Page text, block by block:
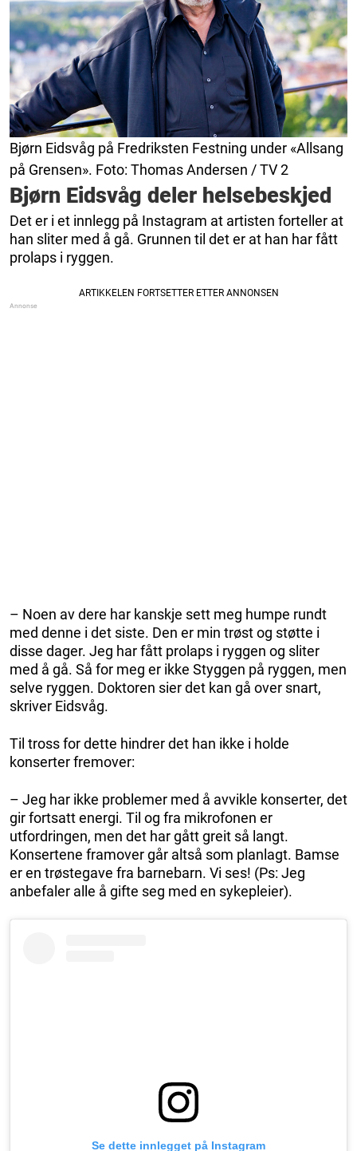
Bjørn Eidsvåg på Fredriksten Festning under «Allsang
på Grensen». Foto: Thomas Andersen / TV 2
Bjørn Eidsvåg deler helsebeskjed
Det er i et innlegg på Instagram at artisten forteller at
han sliter med å gå. Grunnen til det er at han har fått
prolaps i ryggen.
– Noen av dere har kanskje sett meg humpe rundt
med denne i det siste. Den er min trøst og støtte i
disse dager. Jeg har fått prolaps i ryggen og sliter
med å gå. Så for meg er ikke Styggen på ryggen, men
selve ryggen. Doktoren sier det kan gå over snart,
skriver Eidsvåg.
Til tross for dette hindrer det han ikke i holde
konserter fremover:
– Jeg har ikke problemer med å avvikle konserter, det
gir fortsatt energi. Til og fra mikrofonen er
utfordringen, men det har gått greit så langt.
Konsertene framover går altså som planlagt. Bamse
er en trøstegave fra barnebarn. Vi ses! (Ps: Jeg
anbefaler alle å gifte seg med en sykepleier).
Se dette innlegget på Instagram